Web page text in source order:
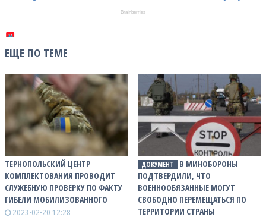
ЕЩЕ ПО ТЕМЕ
ТЕРНОПОЛЬСКИЙ ЦЕНТР
КОМПЛЕКТОВАНИЯ ПРОВОДИТ
СЛУЖЕБНУЮ ПРОВЕРКУ ПО ФАКТУ
ГИБЕЛИ МОБИЛИЗОВАННОГО
2023-02-20 12:28
ДОКУМЕНТ
В МИНОБОРОНЫ
ПОДТВЕРДИЛИ, ЧТО
ВОЕННООБЯЗАННЫЕ МОГУТ
СВОБОДНО ПЕРЕМЕЩАТЬСЯ ПО
ТЕРРИТОРИИ СТРАНЫ